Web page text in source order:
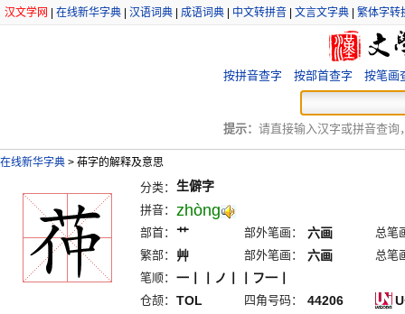
汉文学网 在线新华字典 汉语词典 成语词典 中文转拼音 文言文字典 繁体字转
按拼音查字 按部首查字 按笔画
提示： 请直接输入汉字或拼音查询
在线新华字典 > 茽字的解释及意思
分类： 生僻字
拼音： zhòng
部首： 艹 部外笔画： 六画
总笔
繁部：
艸 部外笔画： 六画
总笔
笔顺： 一丨丨ノ丨丨フ一丨
仓颉： TOL 四角号码： 44206